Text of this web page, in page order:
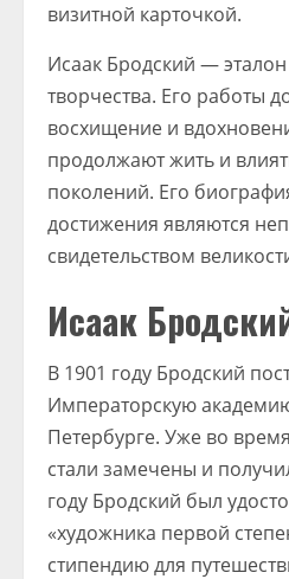
визитной карточкой.
Исаак Бродский — эталон
творчества. Его работы
восхищение и
продолжают жить и
поколений. Его
достижения являются
свидетельством
Исаак
В 1901 году Бродский
Императорскую
Петербурге. Уже во
стали замечены и
году Бродский был
«художника первой
стипендию для